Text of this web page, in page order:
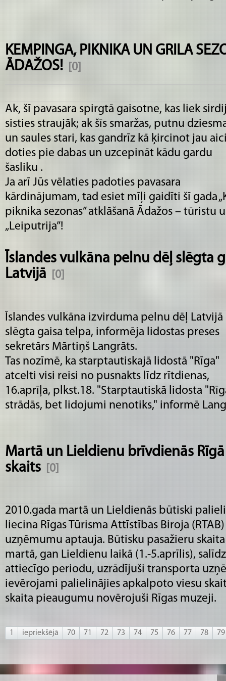
KEMPINGA, PIKNIKA UN GRILA
ĀDAŽOS!
[0]
Ak, šī pavasara spirgtā gaisotne, kas liek
sisties straujāk; ak šīs smaržas, putnu
un saules stari, kas gandrīz kā ķircinot jau
doties pie dabas un uzcepināt kādu gardu
šasliku .
Ja arī Jūs vēlaties padoties pavasara
kārdinājumam, tad esiet mīļi gaidīti šī gada
piknika sezonas” atklāšanā Ādažos – tūristu
„Leiputrija”!
Īslandes vulkāna pelnu dēļ slēgta
Latvijā
[0]
Īslandes vulkāna izvirduma pelnu dēļ Latvijā
slēgta gaisa telpa, informēja lidostas preses
sekretārs Mārtiņš Langrāts.
Tas nozīmē, ka starptautiskajā lidostā "Rīga"
atcelti visi reisi no pusnakts līdz rītdienas,
16.aprīļa, plkst.18. "Starptautiskā lidosta
strādās, bet lidojumi nenotiks," informē
Martā un Lieldienu brīvdienās
skaits
[0]
2010.gada martā un Lieldienās būtiski
liecina Rīgas Tūrisma Attīstības Biroja
uzņēmumu aptauja. Būtisku pasažieru
martā, gan Lieldienu laikā (1.-5.aprīlis),
attiecīgo periodu, uzrādījuši transporta
ievērojami palielinājies apkalpoto viesu
skaita pieaugumu novērojuši Rīgas muzeji.
1 iepriekšējā 70 71 72 73 74 75 76 77 78 79